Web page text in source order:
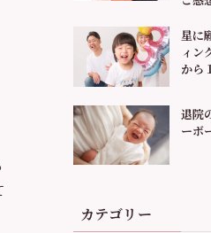
星に
ィン
から
退院
ーボ
カテゴリー